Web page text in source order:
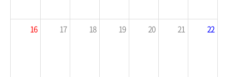
16 17 18 19 20 21 22